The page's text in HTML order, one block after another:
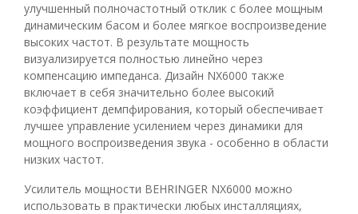
улучшенный полночастотный отклик с более мощным
динамическим басом и более мягкое воспроизведение
высоких частот. В результате мощность
визуализируется полностью линейно через
компенсацию импеданса. Дизайн NX6000 также
включает в себя значительно более высокий
коэффициент демпфирования, который обеспечивает
лучшее управление усилением через динамики для
мощного воспроизведения звука - особенно в области
низких частот.
Усилитель мощности BEHRINGER NX6000 можно
использовать в практически любых инсталляциях,